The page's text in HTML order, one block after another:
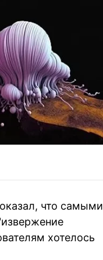
что самыми
хотелось